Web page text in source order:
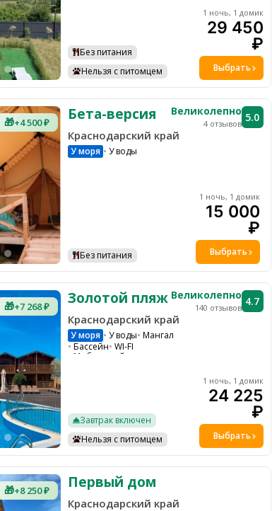
Без питания
Нельзя с питомцем
1 ночь, 1 домик
29 450
₽
Выбрать
🎁+4 500 ₽
Великолепно
4 отзывов 5.0
Бета-версия
Краснодарский край
У моря У воды
Без питания
1 ночь, 1 домик
15 000
₽
Выбрать
🎁+7 268 ₽
Великолепно
140 отзывов 4.7
Золотой пляж
Краснодарский край
У моря У воды Мангал
Бассейн WI-FI
Мобильный интернет
Шезлонги на общей территории
Трансфер Сейф
Настольные игры
Детский аниматор
Завтрак включен
Нельзя с питомцем
1 ночь, 1 домик
24 225
₽
Выбрать
🎁+8 250 ₽ Первый дом
Краснодарский край